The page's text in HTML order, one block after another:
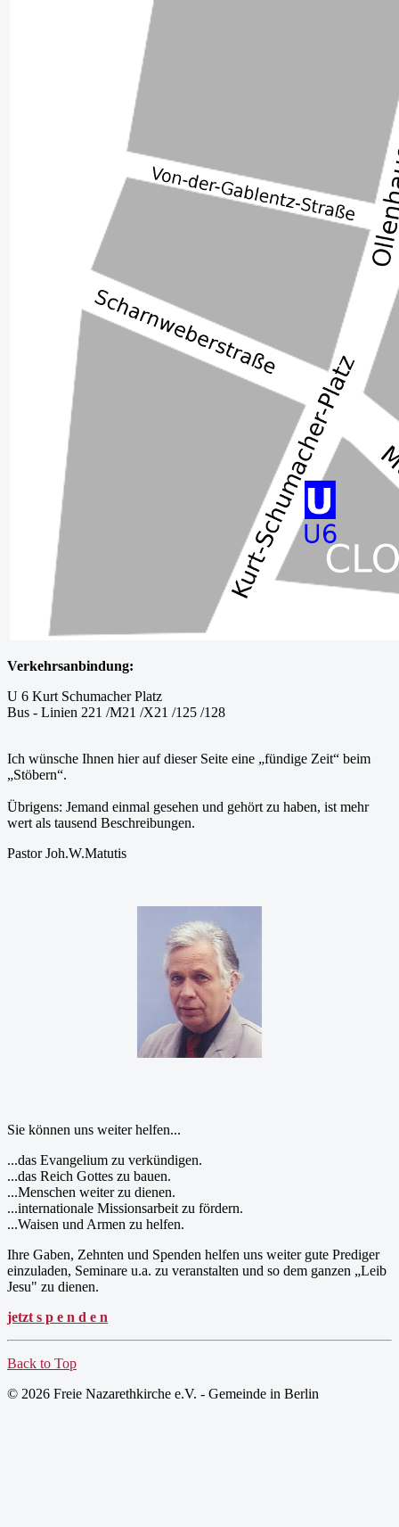
Verkehrsanbindung:
U 6 Kurt Schumacher Platz
Bus - Linien 221 /M21 /X21 /125 /128
Ich wünsche Ihnen hier auf dieser Seite eine „fündige Zeit“ beim
„Stöbern“.
Übrigens: Jemand einmal gesehen und gehört zu haben, ist mehr
wert als tausend Beschreibungen.
Pastor Joh.W.Matutis
Sie können uns weiter helfen...
...das Evangelium zu verkündigen.
...das Reich Gottes zu bauen.
...Menschen weiter zu dienen.
...internationale Missionsarbeit zu fördern.
...Waisen und Armen zu helfen.
Ihre Gaben, Zehnten und Spenden helfen uns weiter gute Prediger
einzuladen, Seminare u.a. zu veranstalten und so dem ganzen „Leib
Jesu" zu dienen.
jetzt s p e n d e n
Back to Top
© 2026 Freie Nazarethkirche e.V. - Gemeinde in Berlin